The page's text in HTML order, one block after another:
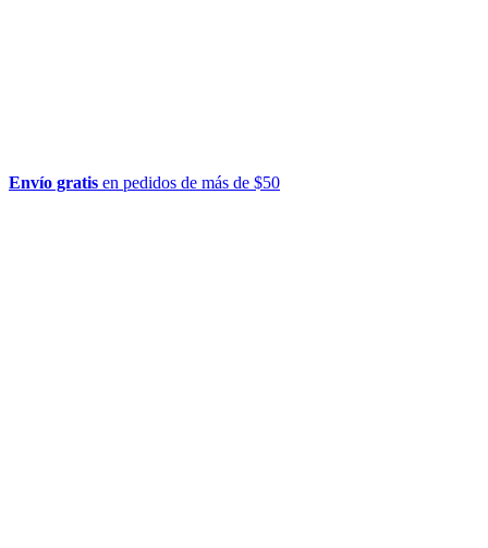
Envío gratis en pedidos de más de $50